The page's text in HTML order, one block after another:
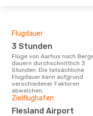
Flugdauer
3 Stunden
Flüge von Aarhus nach Bergen
dauern durchschnittlich 3
Stunden. Die tatsächliche
Flugdauer kann aufgrund
verschiedener Faktoren
abweichen.
Zielflughafen
Flesland Airport